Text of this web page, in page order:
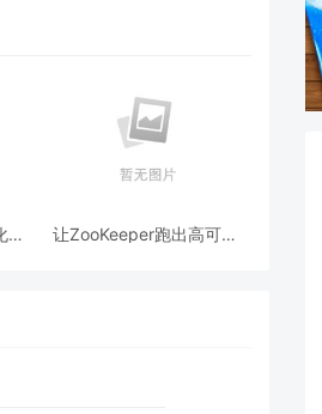
：
让ZooKeeper跑出高可用: